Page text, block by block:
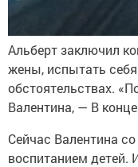
Альберт заключил
жены, испытать
обстоятельствах.
Валентина, — В
Сейчас Валентина
воспитанием детей.